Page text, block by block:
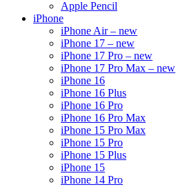
Apple Pencil
iPhone
iPhone Air – new
iPhone 17 – new
iPhone 17 Pro – new
iPhone 17 Pro Max – new
iPhone 16
iPhone 16 Plus
iPhone 16 Pro
iPhone 16 Pro Max
iPhone 15 Pro Max
iPhone 15 Pro
iPhone 15 Plus
iPhone 15
iPhone 14 Pro